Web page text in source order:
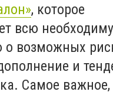
, которое
всю
возможных
и
Самое важное,